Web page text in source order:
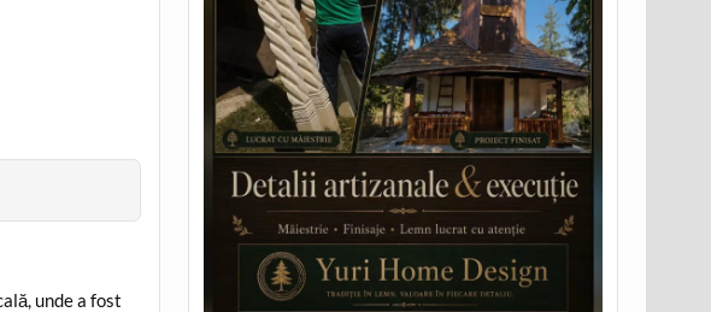
unde a fost